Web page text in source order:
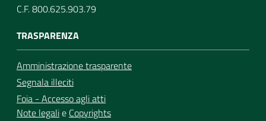
C.F. 800.625.903.79
TRASPARENZA
Amministrazione trasparente
Segnala illeciti
Foia - Accesso agli atti
Note legalie Copyrights